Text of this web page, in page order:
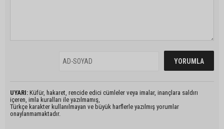
UYARI: Küfür, hakaret, rencide edici cümleler veya imalar, inançlara saldırı
içeren, imla kuralları ile yazılmamış,
Türkçe karakter kullanılmayan ve büyük harflerle yazılmış yorumlar
onaylanmamaktadır.